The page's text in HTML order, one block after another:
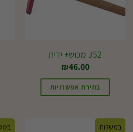
J52 מכוש+ ידית
₪46.00
בחירת אפשרויות
במשלוח